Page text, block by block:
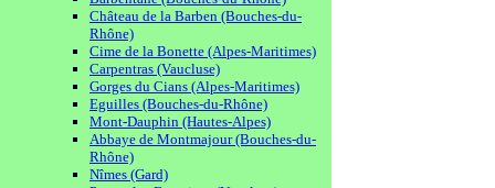
Château de la Barben (Bouches-du-
Rhône)
Cime de la Bonette (Alpes-Maritimes)
Carpentras (Vaucluse)
Gorges du Cians (Alpes-Maritimes)
Eguilles (Bouches-du-Rhône)
Mont-Dauphin (Hautes-Alpes)
Abbaye de Montmajour (Bouches-du-
Rhône)
Nîmes (Gard)